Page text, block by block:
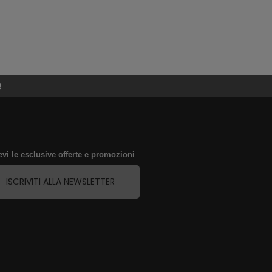
le esclusive offerte e promozioni
ISCRIVITI ALLA NEWSLETTER